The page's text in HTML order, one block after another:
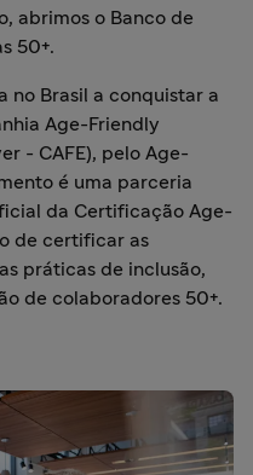
abrimos o Banco de
50+.
no Brasil a conquistar a
Age-Friendly
- CAFE), pelo Age-
é uma parceria
da Certificação Age-
de certificar as
práticas de inclusão,
de colaboradores 50+.